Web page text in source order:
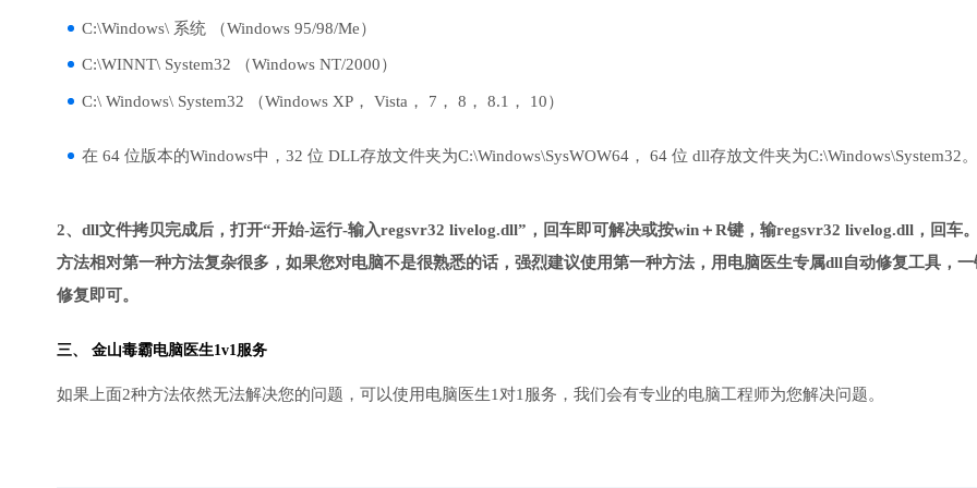
C:\Windows\ 系统 （Windows 95/98/Me）
C:\WINNT\ System32 （Windows NT/2000）
C:\ Windows\ System32 （Windows XP， Vista， 7， 8， 8.1， 10）
在 64 位版本的Windows中，32 位 DLL存放文件夹为C:\Windows\SysWOW64， 64 位 dll存放文件夹为C:\Windows\System32。
2、dll文件拷贝完成后，打开“开始-运行-输入regsvr32 livelog.dll”，回车即可解决或按win＋R键，输regsvr32 livelog.dll，回车
方法相对第一种方法复杂很多，如果您对电脑不是很熟悉的话，强烈建议使用第一种方法，用电脑医生专属dll自动修复工具，一
修复即可。
三、 金山毒霸电脑医生1v1服务
如果上面2种方法依然无法解决您的问题，可以使用电脑医生1对1服务，我们会有专业的电脑工程师为您解决问题。